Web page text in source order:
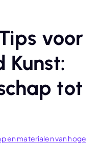
voor
Kunst:
tot
en materialen van hoge